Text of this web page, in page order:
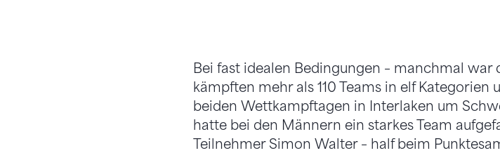
Bei fast idealen Bedingungen – manchmal
kämpften mehr als 110 Teams in elf Kategorien
beiden Wettkampftagen in Interlaken um
hatte bei den Männern ein starkes Team
Teilnehmer Simon Walter – half beim